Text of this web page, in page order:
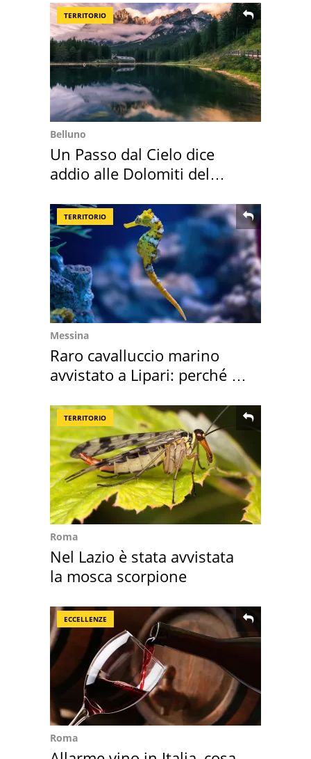
TERRITORIO
Belluno
Un Passo dal Cielo dice
addio alle Dolomiti del
TERRITORIO
Messina
Raro cavalluccio marino
avvistato a Lipari: perché è
TERRITORIO
Roma
Nel Lazio è stata avvistata
la mosca scorpione
ECCELLENZE
Roma